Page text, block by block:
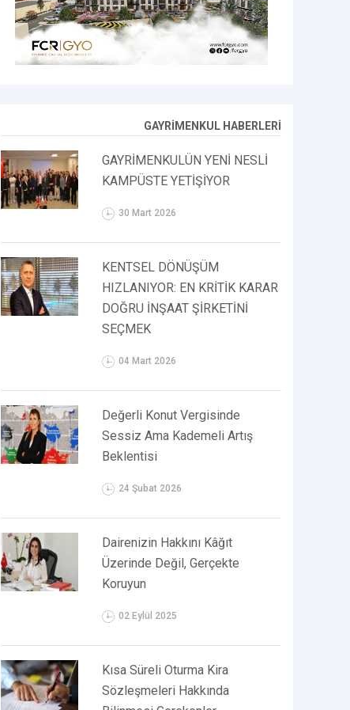
GAYRİMENKUL HABERLERİ
GAYRİMENKULÜN YENİ NESLİ
KAMPÜSTE YETİŞİYOR
30 Mart 2026
KENTSEL DÖNÜŞÜM
HIZLANIYOR: EN KRİTİK KARAR
DOĞRU İNŞAAT ŞİRKETİNİ
SEÇMEK
04 Mart 2026
Değerli Konut Vergisinde
Sessiz Ama Kademeli Artış
Beklentisi
24 Şubat 2026
Dairenizin Hakkını Kâğıt
Üzerinde Değil, Gerçekte
Koruyun
02 Eylül 2025
Kısa Süreli Oturma Kira
Sözleşmeleri Hakkında